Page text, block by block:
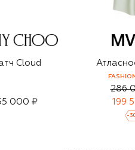
Cloud
000 ₽
286
199
-